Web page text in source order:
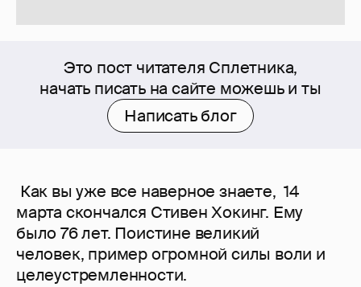
Это пост читателя Сплетника,
начать писать на сайте можешь и ты
Написать блог
Как вы уже все наверное знаете, 14
марта скончался Стивен Хокинг. Ему
было 76 лет. Поистине великий
человек, пример огромной силы воли и
целеустремленности.